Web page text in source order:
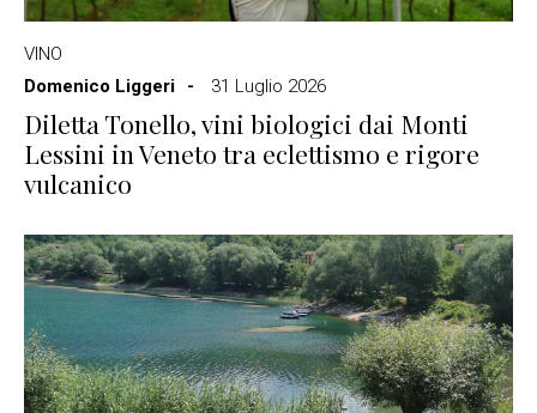
VINO
Domenico Liggeri
31 Luglio 2026
Diletta Tonello, vini biologici dai Monti
Lessini in Veneto tra eclettismo e rigore
vulcanico